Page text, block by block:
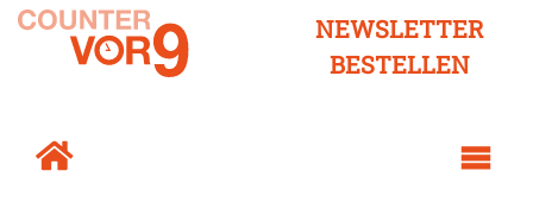
NEWSLETTER
BESTELLEN